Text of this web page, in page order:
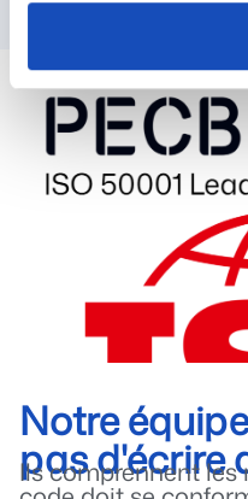
Notre
pas d'écrire
Ils comprennent